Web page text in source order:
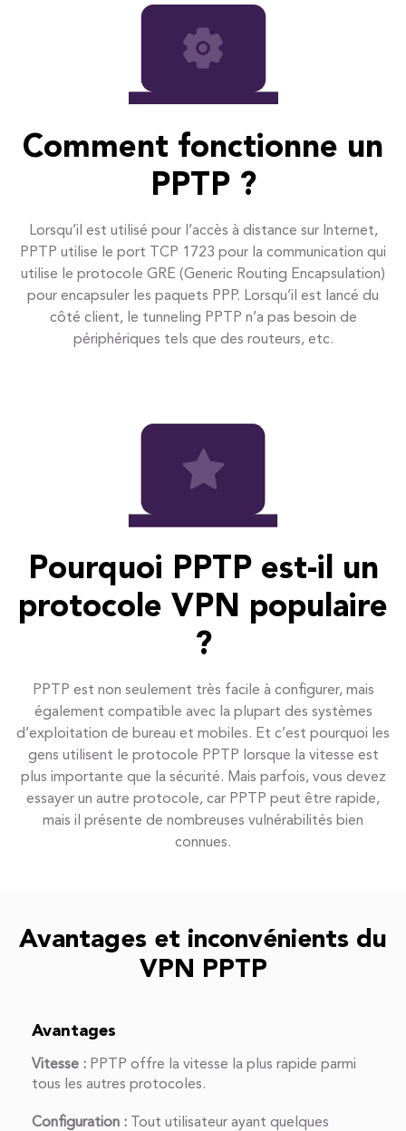
Comment fonctionne un
PPTP ?
Lorsqu’il est utilisé pour l’accès à distance sur Internet,
PPTP utilise le port TCP 1723 pour la communication qui
utilise le protocole GRE (Generic Routing Encapsulation)
pour encapsuler les paquets PPP. Lorsqu’il est lancé du
côté client, le tunneling PPTP n’a pas besoin de
périphériques tels que des routeurs, etc.
Pourquoi PPTP est-il un
protocole VPN populaire
?
PPTP est non seulement très facile à configurer, mais
également compatible avec la plupart des systèmes
d’exploitation de bureau et mobiles. Et c’est pourquoi les
gens utilisent le protocole PPTP lorsque la vitesse est
plus importante que la sécurité. Mais parfois, vous devez
essayer un autre protocole, car PPTP peut être rapide,
mais il présente de nombreuses vulnérabilités bien
connues.
Avantages et inconvénients du
VPN PPTP
Avantages
Vitesse : PPTP offre la vitesse la plus rapide parmi
tous les autres protocoles.
Configuration : Tout utilisateur ayant quelques